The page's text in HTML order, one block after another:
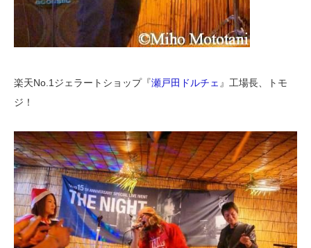
楽天No.1ジェラートショップ『瀬戸田ドルチェ 』工場長、トモ
ジ！